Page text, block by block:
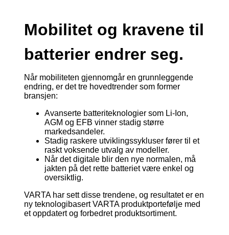
Mobilitet og kravene til
batterier endrer seg.
Når mobiliteten gjennomgår en grunnleggende
endring, er det tre hovedtrender som former
bransjen:
Avanserte batteriteknologier som Li-Ion,
AGM og EFB vinner stadig større
markedsandeler.
Stadig raskere utviklingssykluser fører til et
raskt voksende utvalg av modeller.
Når det digitale blir den nye normalen, må
jakten på det rette batteriet være enkel og
oversiktlig.
VARTA har sett disse trendene, og resultatet er en
ny teknologibasert VARTA produktportefølje med
et oppdatert og forbedret produktsortiment.